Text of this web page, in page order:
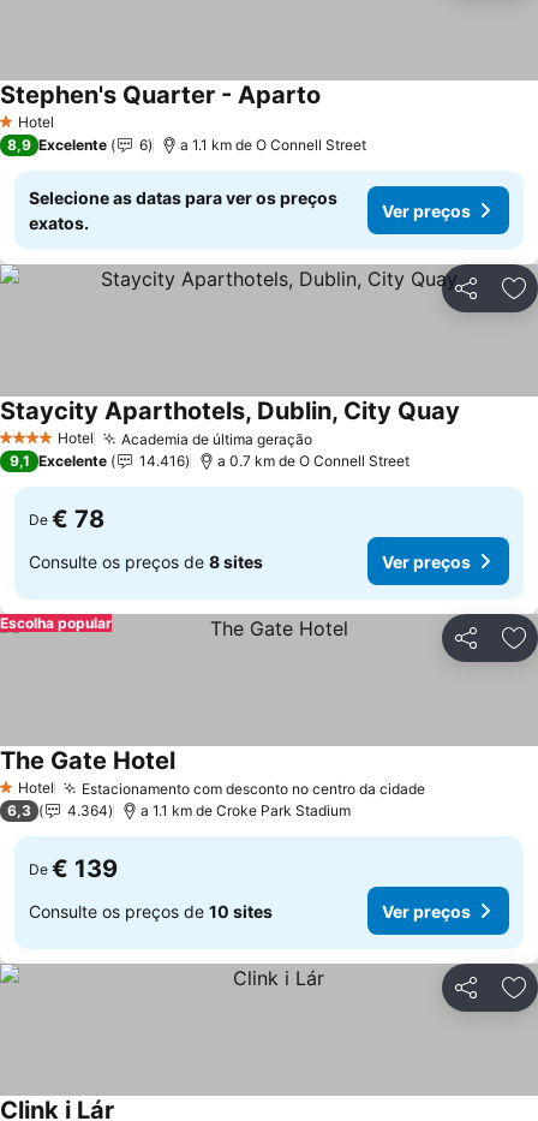
1 Estrelas
Hotel
Stephen's Quarter - Aparto
8,9 Excelente 6 a 1.1 km de O Connell Street
Selecione as datas para ver os preços
exatos.
Ver preços
Partilhar
4 EstrelasHotel Academia de última geraçãoVer preços
Staycity Aparthotels, Dublin, City Quay
9,1 Excelente 14.416 a 0.7 km de O Connell Street
De € 78
Consulte os preços de 8 sites Ver preços
Partilhar
Escolha popular
1 Estrelas
Hotel Estacionamento com desconto no centro da cidadeVer preços
The Gate HotelVer preços
6,3 4.364 a 1.1 km de Croke Park Stadium
De € 139
Consulte os preços de 10 sites Ver preços
Partilhar
Clink i Lár